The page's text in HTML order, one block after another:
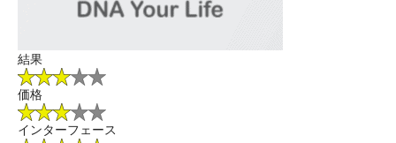
結果
価格
インターフェース